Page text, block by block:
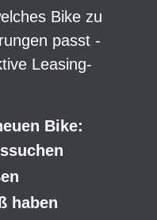
Bike zu
passt -
Leasing-
Bike:
haben